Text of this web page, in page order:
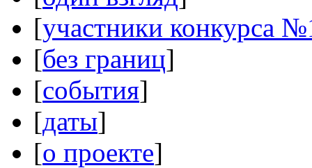
[участники конкурса
[без границ]
[события]
[даты]
[о проекте]